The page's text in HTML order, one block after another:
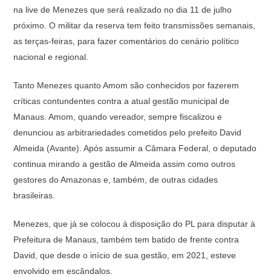
na live de Menezes que será realizado no dia 11 de julho
próximo. O militar da reserva tem feito transmissões semanais,
as terças-feiras, para fazer comentários do cenário político
nacional e regional.
Tanto Menezes quanto Amom são conhecidos por fazerem
críticas contundentes contra a atual gestão municipal de
Manaus. Amom, quando vereador, sempre fiscalizou e
denunciou as arbitrariedades cometidos pelo prefeito David
Almeida (Avante). Após assumir a Câmara Federal, o deputado
continua mirando a gestão de Almeida assim como outros
gestores do Amazonas e, também, de outras cidades
brasileiras.
Menezes, que já se colocou à disposição do PL para disputar à
Prefeitura de Manaus, também tem batido de frente contra
David, que desde o início de sua gestão, em 2021, esteve
envolvido em escândalos.